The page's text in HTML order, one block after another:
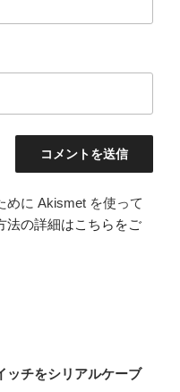
めに Akismet を使って
法の詳細はこちらをご
ッチをシリアルケーブ